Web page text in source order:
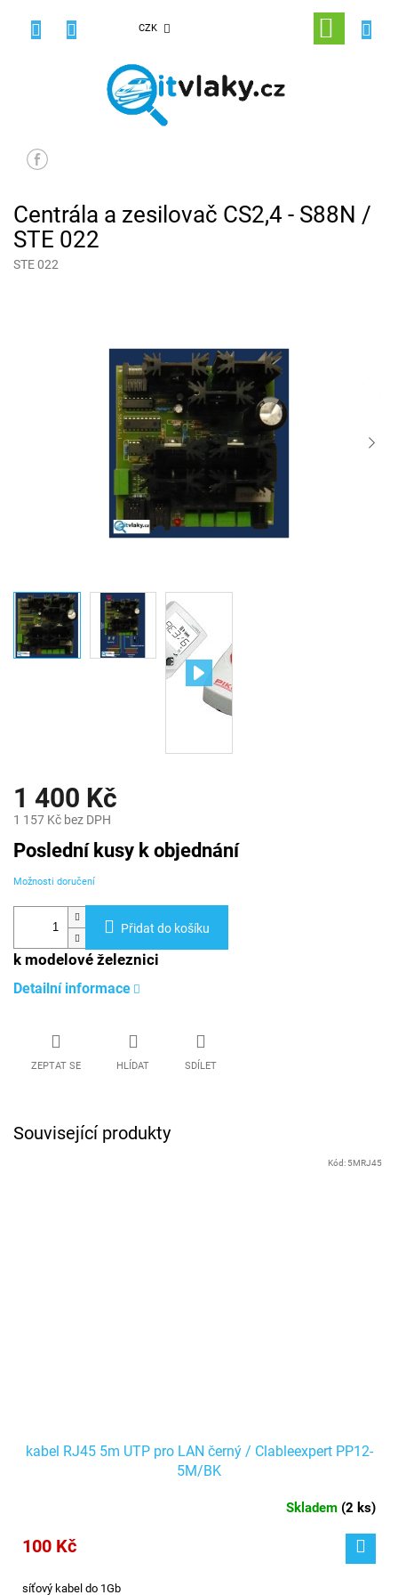
CZK
NÁKUPNÍ
KOŠÍK
Centrála a zesilovač CS2,4 - S88N /
STE 022
STE 022
1 400 Kč
1 157 Kč bez DPH
Měrná
cena:
Poslední kusy k objednání
Možnosti doručení
Přidat do košíku
k modelové železnici
Detailní informace
ZEPTAT SE HLÍDAT SDÍLET
Související produkty
kabel RJ45 5m UTP pro LAN černý / Clableexpert PP12-
5M/BK
Skladem (2 ks)
100 Kč
síťový kabel do 1Gb
Kód: 5MRJ45